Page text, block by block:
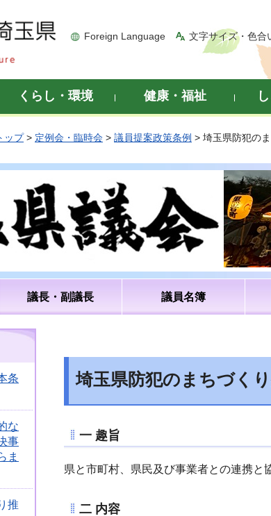
Foreign Language 文字サイズ・色合
くらし・環境 健康・福祉
ップ> 定例会・臨時会 > 議員提案政策条例 > 埼玉県防犯の
議長・副議長 議員名簿
条
な
事
ま
推
埼玉県防犯のまちづく
一 趣旨
県と市町村、県民及び事業者との連携と
二 内容